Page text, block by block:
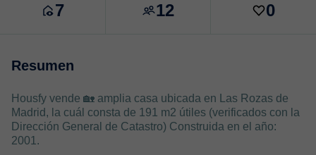
7 12 0
Resumen
Housfy vende 🏡 amplia casa ubicada en Las Rozas de
Madrid, la cuál consta de 191 m2 útiles (verificados con la
Dirección General de Catastro) Construida en el año:
2001.